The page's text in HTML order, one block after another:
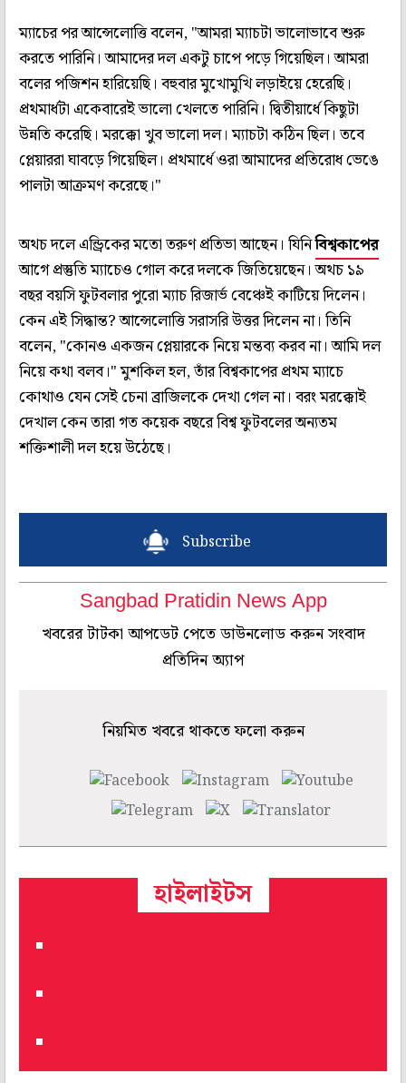
ম্যাচের পর আন্সেলোত্তি বলেন, "আমরা ম্যাচটা ভালোভাবে শুরু
করতে পারিনি। আমাদের দল একটু চাপে পড়ে গিয়েছিল। আমরা
বলের পজিশন হারিয়েছি। বহুবার মুখোমুখি লড়াইয়ে হেরেছি।
প্রথমার্ধটা একেবারেই ভালো খেলতে পারিনি। দ্বিতীয়ার্ধে কিছুটা
উন্নতি করেছি। মরক্কো খুব ভালো দল। ম্যাচটা কঠিন ছিল। তবে
প্লেয়াররা ঘাবড়ে গিয়েছিল। প্রথমার্ধে ওরা আমাদের প্রতিরোধ ভেঙে
পালটা আক্রমণ করেছে।"
অথচ দলে এন্ড্রিকের মতো তরুণ প্রতিভা আছেন। যিনিবিশ্বকাপের
আগে প্রস্তুতি ম্যাচেও গোল করে দলকে জিতিয়েছেন। অথচ ১৯
বছর বয়সি ফুটবলার পুরো ম্যাচ রিজার্ভ বেঞ্চেই কাটিয়ে দিলেন।
কেন এই সিদ্ধান্ত? আন্সেলোত্তি সরাসরি উত্তর দিলেন না। তিনি
বলেন, "কোনও একজন প্লেয়ারকে নিয়ে মন্তব্য করব না। আমি দল
নিয়ে কথা বলব।" মুশকিল হল, তাঁর বিশ্বকাপের প্রথম ম্যাচে
কোথাও যেন সেই চেনা ব্রাজিলকে দেখা গেল না। বরং মরক্কোই
দেখাল কেন তারা গত কয়েক বছরে বিশ্ব ফুটবলের অন্যতম
শক্তিশালী দল হয়ে উঠেছে।
Subscribe
Sangbad Pratidin News App
খবরের টাটকা আপডেট পেতে ডাউনলোড করুন সংবাদ
প্রতিদিন অ্যাপ
নিয়মিত খবরে থাকতে ফলো করুন
হাইলাইটস